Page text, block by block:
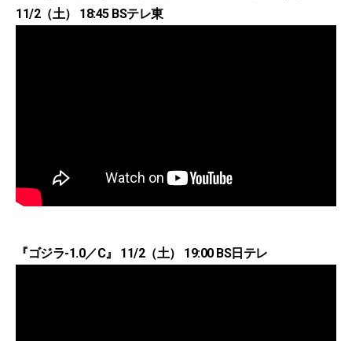
11/2（土） 18:45 BSテレ東
『ゴジラ-1.0／C』 11/2（土） 19:00 BS日テレ